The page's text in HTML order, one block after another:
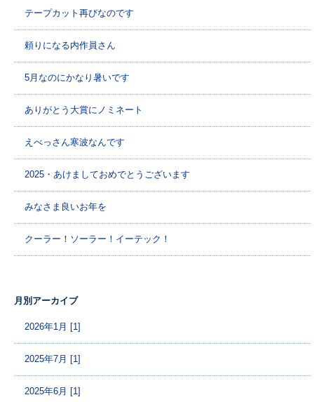
テープカット再びなのです
頼りになる内作員さん
5月なのにかなり暑いです
ありがとう大賞にノミネート
えべっさん寒波なんです
2025・あけましておめでとうございます
みなさま良いお年を
クーラー！ソーラー！イーテック！
月別アーカイブ
2026年1月 [1]
2025年7月 [1]
2025年6月 [1]